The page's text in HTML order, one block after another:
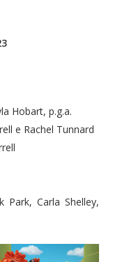
Hobart, p.g.a.
e Rachel Tunnard
Park, Carla Shelley,